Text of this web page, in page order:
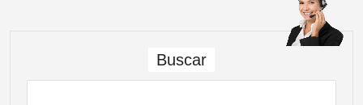
Buscar